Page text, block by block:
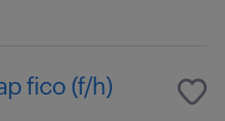
fico (f/h)